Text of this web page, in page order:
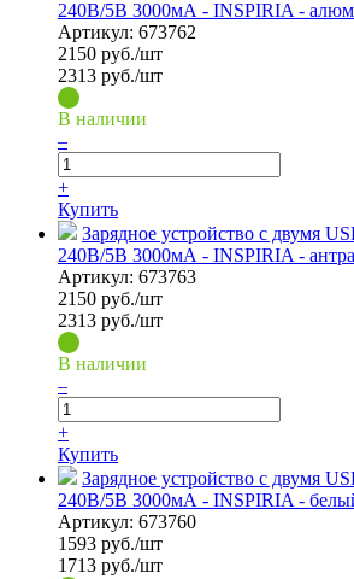
240В/5В 3000мА - INSPIRIA -
Артикул: 673762
2150 руб./шт
2313 руб./шт
В наличии
–
+
Купить
Зарядное устройство с двумя
240В/5В 3000мА - INSPIRIA -
Артикул: 673763
2150 руб./шт
2313 руб./шт
В наличии
–
+
Купить
Зарядное устройство с двумя
240В/5В 3000мА - INSPIRIA -
Артикул: 673760
1593 руб./шт
1713 руб./шт